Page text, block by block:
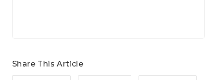
Share This Article